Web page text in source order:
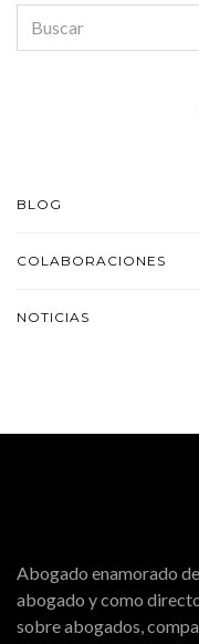
FOR:
BLOG
COLABORACIONES
NOTICIAS
Abogado enamorado
abogado y como
sobre abogados,